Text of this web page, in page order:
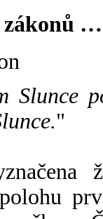
zákonů …
Slunce
"